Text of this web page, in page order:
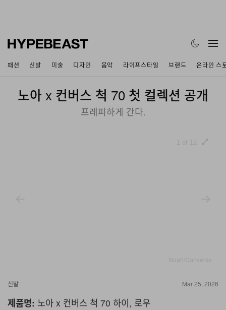
패션 신발 미술 디자인 음악 라이프스타일 브랜드 온라인 스
노아 x 컨버스 척 70 첫 컬렉션 공개
프레피하게 간다.
신발 Mar 25, 2026
제품명: 노아 x 컨버스 척 70 하이, 로우